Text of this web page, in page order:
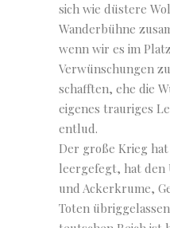
sich wie düstere
Wanderbühne
wenn wir es im
Verwünschungen
schafften, ehe die
eigenes trauriges
entlud.
Der große Krieg
leergefegt, hat
und Ackerkrume,
Toten